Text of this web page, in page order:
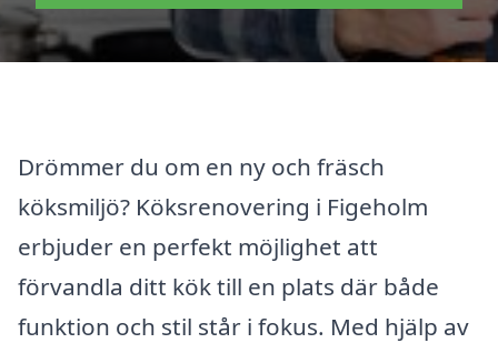
Drömmer du om en ny och fräsch
köksmiljö? Köksrenovering i Figeholm
erbjuder en perfekt möjlighet att
förvandla ditt kök till en plats där både
funktion och stil står i fokus. Med hjälp av